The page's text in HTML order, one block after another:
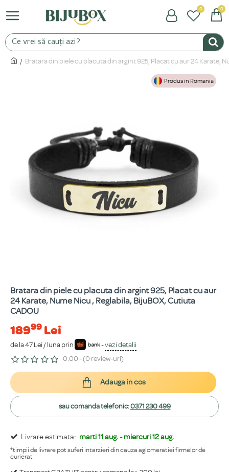
0 0
Bratara din piele cu placuta din argint 925, Placat cu aur 24 Karate,
Produs in Romania
Bratara din piele cu placuta din argint 925, Placat cu aur
24 Karate, Nume Nicu , Reglabila, BijuBOX, Cutiuta
CADOU
18999 Lei
de la 47 Lei / luna prin -vezi detalii
0.00 - (0 review-uri)
Livrare estimata: marti 11 aug. - miercuri 12 aug.
*timpii de livrare pot suferi intarzieri din cauza aglomeratiei firmelor de
curierat
Adauga in cos
sau comanda telefonic:0371 230 499